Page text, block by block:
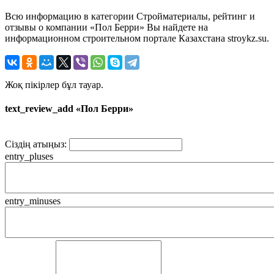
Всю информацию в категории Стройматериалы, рейтинг и
отзывы о компании «Пол Берри» Вы найдете на
информационном строительном портале Казахстана stroykz.su.
Жоқ пікірлер бұл тауар.
text_review_add «Пол Берри»
Сіздің атыңыз:
entry_pluses
entry_minuses